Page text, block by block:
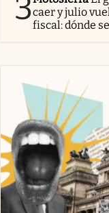
3caer y julio
fiscal: dónde